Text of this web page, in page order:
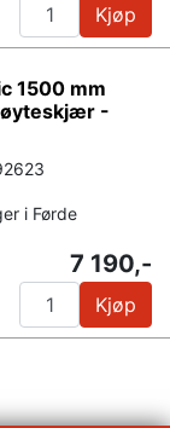
Kjøp
1500 mm
-
i Førde
7 190,-
Kjøp